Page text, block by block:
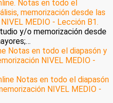
y/o memorización desde
Notas en todo el diapasón y
NIVEL MEDIO -